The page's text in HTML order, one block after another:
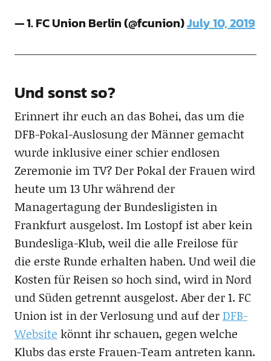
— 1. FC Union Berlin (@fcunion)July 10, 2019
Und sonst so?
Erinnert ihr euch an das Bohei, das um die
DFB-Pokal-Auslosung der Männer gemacht
wurde inklusive einer schier endlosen
Zeremonie im TV? Der Pokal der Frauen wird
heute um 13 Uhr während der
Managertagung der Bundesligisten in
Frankfurt ausgelost. Im Lostopf ist aber kein
Bundesliga-Klub, weil die alle Freilose für
die erste Runde erhalten haben. Und weil die
Kosten für Reisen so hoch sind, wird in Nord
und Süden getrennt ausgelost. Aber der 1. FC
Union ist in der Verlosung und auf derDFB-
Website könnt ihr schauen, gegen welche
Klubs das erste Frauen-Team antreten kann.